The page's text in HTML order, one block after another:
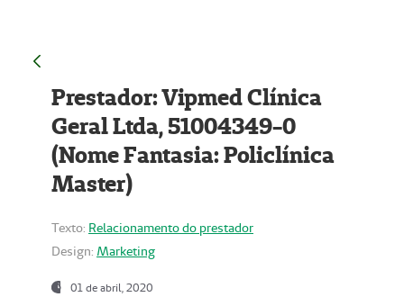
Prestador: Vipmed Clínica
Geral Ltda, 51004349-0
(Nome Fantasia: Policlínica
Master)
Texto: Relacionamento do prestador
Design: Marketing
01 de abril, 2020